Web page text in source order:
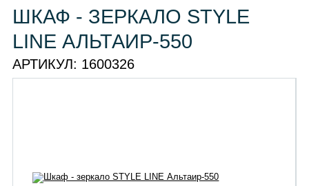
ШКАФ - ЗЕРКАЛО STYLE
LINE АЛЬТАИР-550
АРТИКУЛ: 1600326